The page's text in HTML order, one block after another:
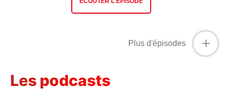
+
Plus d'épisodes
Les podcasts